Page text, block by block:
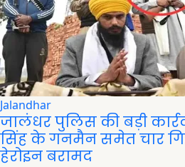
Jalandhar
जालंधर पुलिस की बड़ी
सिंह के गनमैन समेत चार
हेरोइन बरामद